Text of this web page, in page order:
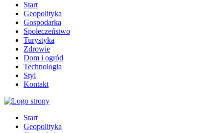
Start
Geopolityka
Gospodarka
Społeczeństwo
Turystyka
Zdrowie
Dom i ogród
Technologia
Styl
Kontakt
Start
Geopolityka